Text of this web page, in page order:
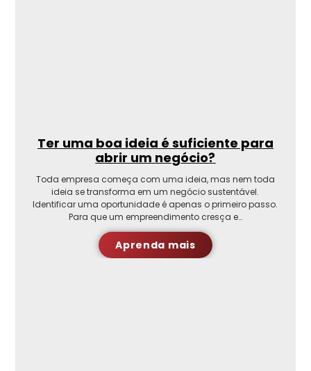
Ter uma boa ideia é suficiente para
abrir um negócio?
Toda empresa começa com uma ideia, mas nem toda
ideia se transforma em um negócio sustentável.
Identificar uma oportunidade é apenas o primeiro passo.
Para que um empreendimento cresça e…
Aprenda mais